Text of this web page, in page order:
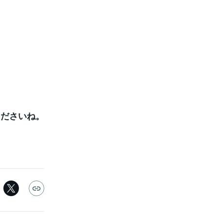
さいね。